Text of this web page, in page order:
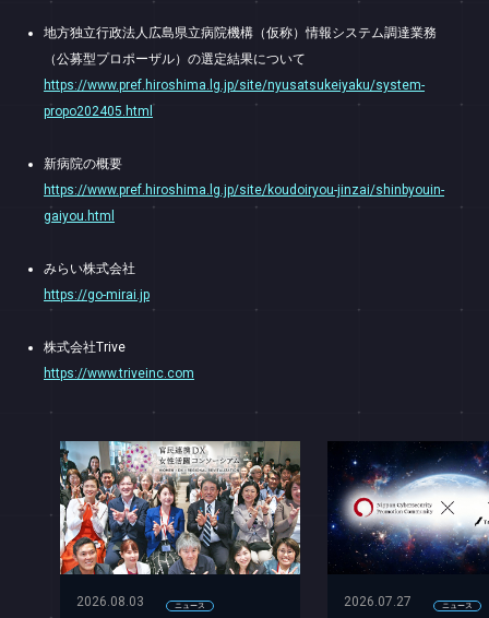
地方独立行政法人広島県立病院機構（仮称）情報システム調達業務
（公募型プロポーザル）の選定結果について
https://www.pref.hiroshima.lg.jp/site/nyusatsukeiyaku/system-
propo202405.html
新病院の概要
https://www.pref.hiroshima.lg.jp/site/koudoiryou-jinzai/shinbyouin-
gaiyou.html
みらい株式会社
https://go-mirai.jp
株式会社Trive
https://www.triveinc.com
2026.08.03 ニュース 2026.07.27 ニュース